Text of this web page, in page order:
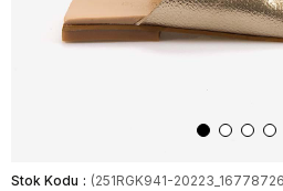
Stok Kodu (251RGK941-